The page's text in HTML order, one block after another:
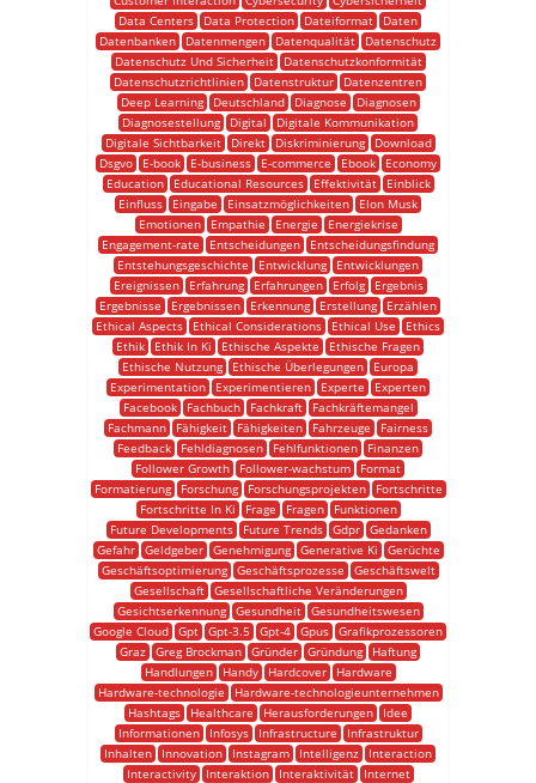
Data Centers
Data Protection Dateiformat
Daten
Datenbanken
Datenmengen Datenqualität
Datenschutz
Datenschutz Und Sicherheit
Datenschutzkonformität
Datenschutzrichtlinien
Datenstruktur
Datenzentren
Deep Learning
Deutschland Diagnose
Diagnosen
Diagnosestellung
Digital
Digitale Kommunikation
Digitale Sichtbarkeit
Direkt Diskriminierung
Download
Dsgvo
E-book E-business E-commerce Ebook
Economy
Education
Educational Resources Effektivität
Einblick
Einfluss
Eingabe Einsatzmöglichkeiten
Elon Musk
Emotionen
Empathie Energie
Energiekrise
Engagement-rate
Entscheidungen
Entscheidungsfindung
Entstehungsgeschichte
Entwicklung
Entwicklungen
Ereignissen
Erfahrung Erfahrungen Erfolg
Ergebnis
Ergebnisse
Ergebnissen Erkennung Erstellung
Erzählen
Ethical Aspects
Ethical Considerations Ethical Use
Ethics
Ethik
Ethik In Ki Ethische Aspekte
Ethische Fragen
Ethische Nutzung
Ethische Überlegungen
Europa
Experimentation
Experimentieren Experte
Experten
Facebook
Fachbuch Fachkraft
Fachkräftemangel
Fachmann
Fähigkeit Fähigkeiten Fahrzeuge
Fairness
Feedback
Fehldiagnosen Fehlfunktionen
Finanzen
Follower Growth
Follower-wachstum
Format
Formatierung
Forschung Forschungsprojekten
Fortschritte
Fortschritte In Ki
Frage Fragen
Funktionen
Future Developments
Future Trends Gdpr
Gedanken
Gefahr
Geldgeber Genehmigung Generative Ki
Gerüchte
Geschäftsoptimierung
Geschäftsprozesse
Geschäftswelt
Gesellschaft
Gesellschaftliche Veränderungen
Gesichtserkennung
Gesundheit
Gesundheitswesen
Google Cloud Gpt Gpt-3.5 Gpt-4 Gpus Grafikprozessoren
Graz Greg Brockman Gründer Gründung
Haftung
Handlungen
Handy Hardcover
Hardware
Hardware-technologie
Hardware-technologieunternehmen
Hashtags
Healthcare Herausforderungen
Idee
Informationen
Infosys Infrastructure
Infrastruktur
Inhalten
Innovation Instagram Intelligenz
Interaction
Interactivity
Interaktion Interaktivität
Internet